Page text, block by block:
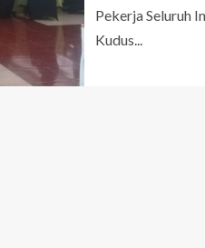
Pekerja Seluruh
Kudus...